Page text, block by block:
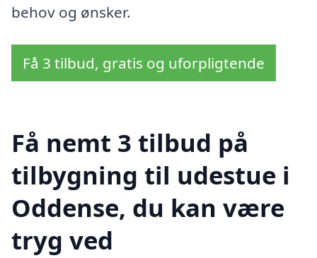
behov og ønsker.
Få 3 tilbud, gratis og uforpligtende
Få nemt 3 tilbud på
tilbygning til udestue i
Oddense, du kan være
tryg ved